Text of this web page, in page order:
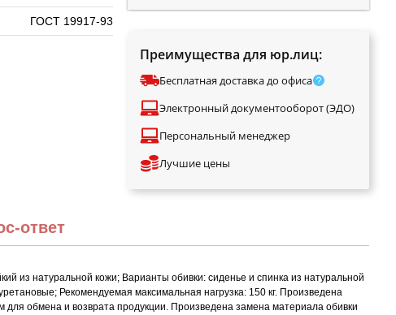
ГОСТ 19917-93
Преимущества для юр.лиц:
Бесплатная доставка до офиса
Электронный документооборот (ЭДО)
Персональный менеджер
Лучшие цены
ответ
из натуральной кожи; Варианты обивки: сиденье и спинка из натуральной
Рекомендуемая максимальная нагрузка: 150 кг. Произведена
обмена и возврата продукции. Произведена замена материала обивки